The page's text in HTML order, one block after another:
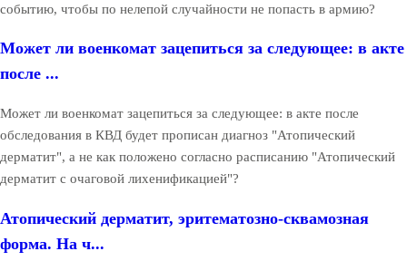
событию, чтобы по нелепой случайности не попасть в армию?
Может ли военкомат зацепиться за следующее: в акте
после ...
Может ли военкомат зацепиться за следующее: в акте после
обследования в КВД будет прописан диагноз "Атопический
дерматит", а не как положено согласно расписанию "Атопический
дерматит с очаговой лихенификацией"?
Атопический дерматит, эритематозно-сквамозная
форма. На ч...